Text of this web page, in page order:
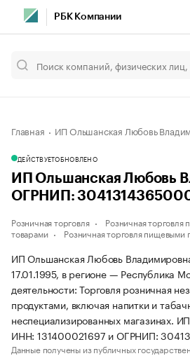
РБК Компании
Главная ИП Ольшанская Любовь
ДЕЙСТВУЕТОБНОВЛЕНО
ИП Ольшанская Любовь
ОГРНИП:
Розничная торговля
Розничная торговля
товарами
Розничная торговля пищевыми
ИП Ольшанская Любовь
17.01.1995, в регионе — Республика
деятельности: Торговля розничная
продуктами, включая напитки и
неспециализированных магазинах.
ИНН: 131400021697 и ОГРНИП:
Данные получены из публичных